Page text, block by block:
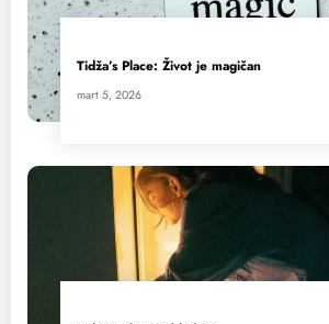
Tidža’s Place: Život je magičan
mart 5, 2026